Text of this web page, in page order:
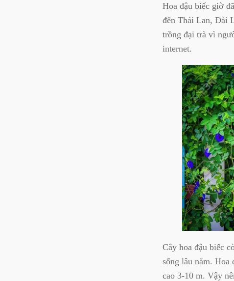
Hoa đậu biếc giờ
đến Thái Lan, Đài
trồng đại trà vì
internet.
Cây hoa đậu biếc
sống lâu năm. Hoa
cao 3-10 m. Vậy